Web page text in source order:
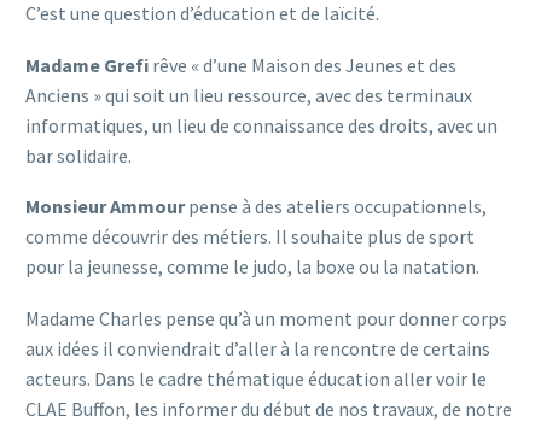
C’est une question d’éducation et de laïcité.
Madame Grefi rêve « d’une Maison des Jeunes et des
Anciens » qui soit un lieu ressource, avec des terminaux
informatiques, un lieu de connaissance des droits, avec un
bar solidaire.
Monsieur Ammourpense à des ateliers occupationnels,
comme découvrir des métiers. Il souhaite plus de sport
pour la jeunesse, comme le judo, la boxe ou la natation.
Madame Charles pense qu’à un moment pour donner corps
aux idées il conviendrait d’aller à la rencontre de certains
acteurs. Dans le cadre thématique éducation aller voir le
CLAE Buffon, les informer du début de nos travaux, de notre